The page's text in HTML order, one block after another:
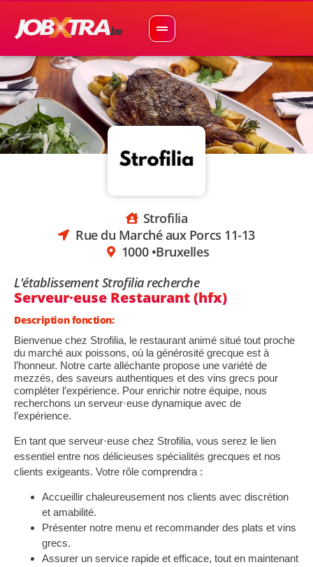
Strofilia
Rue du Marché aux Porcs 11-13
1000 •Bruxelles
L'établissement Strofilia recherche
Serveur·euse Restaurant (hfx)
Description fonction:
Bienvenue chez Strofilia, le restaurant animé situé tout proche
du marché aux poissons, où la générosité grecque est à
l’honneur. Notre carte alléchante propose une variété de
mezzés, des saveurs authentiques et des vins grecs pour
compléter l’expérience. Pour enrichir notre équipe, nous
recherchons un serveur·euse dynamique avec de
l’expérience.
En tant que serveur·euse chez Strofilia, vous serez le lien
essentiel entre nos délicieuses spécialités grecques et nos
clients exigeants. Votre rôle comprendra :
Accueillir chaleureusement nos clients avec discrétion
et amabilité.
Présenter notre menu et recommander des plats et vins
grecs.
Assurer un service rapide et efficace, tout en maintenant